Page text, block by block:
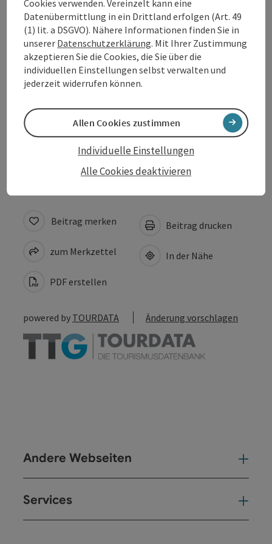
Ausstattung
Preise
Eignung
Barrierefreiheit
Beitrag merken
zum Merkzettel
PDF erstellen
Beitrag drucken
In der Nähe
powered by TOURDATA Änderung vorschlagen
Andere Webseiten
Services
Cookies verwenden. Vereinzelt kann eine
Datenübermittlung in ein Drittland erfolgen (Art. 49
(1) lit. a DSGVO). Nähere Informationen finden Sie in
unserer Datenschutzerklärung. Mit Ihrer Zustimmung
akzeptieren Sie die Cookies, die Sie über die
individuellen Einstellungen selbst verwalten und
jederzeit widerrufen können.
Alle Cookies deaktivieren
Individuelle Einstellungen
Allen Cookies zustimmen